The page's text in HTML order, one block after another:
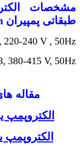
مشخصات
طبقاتی پمپیران
220-240 V , 50Hz
380-415 V, 50Hz
مقاله